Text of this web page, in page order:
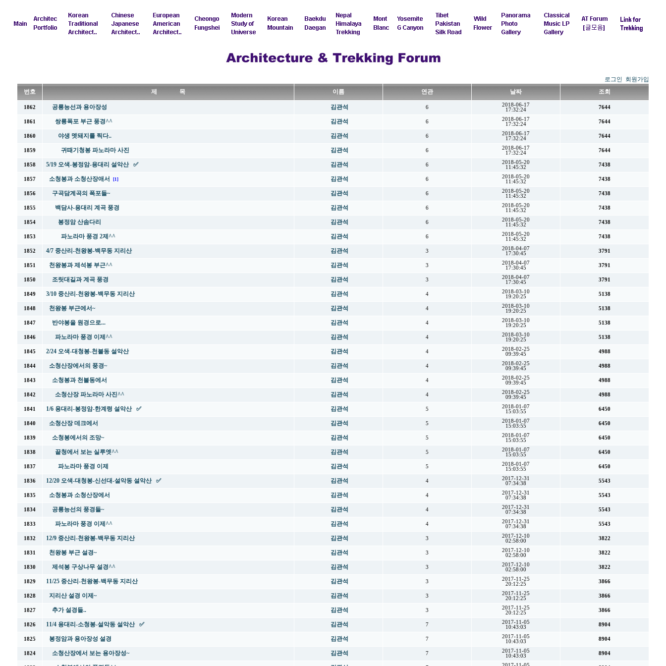
로그인 회원가입
번호
제 목 이름 연관 날짜 조회
1862 공룡능선과 용아장성 김관석 6
2018-06-17
17:32:24
7644
1861 쌍룡폭포 부근 풍경^^ 김관석 6
2018-06-17
17:32:24
7644
1860 야생 멧돼지를 찍다.. 김관석 6
2018-06-17
17:32:24
7644
1859 귀때기청봉 파노라마 사진 김관석 6
2018-06-17
17:32:24
7644
1858 5/19 오색-봉정암-용대리 설악산 ✅ 김관석 6
2018-05-20
11:45:32
7438
1857 소청봉과 소청산장애서 [1] 김관석 6
2018-05-20
11:45:32
7438
1856 구곡담계곡의 폭포들~ 김관석 6
2018-05-20
11:45:32
7438
1855 백담사-용대리 계곡 풍경 김관석 6
2018-05-20
11:45:32
7438
1854 봉정암 산솜다리 김관석 6
2018-05-20
11:45:32
7438
1853 파노라마 풍경 2제^^ 김관석 6
2018-05-20
11:45:32
7438
1852 4/7 중산리-천왕봉-백무동 지리산 김관석 3
2018-04-07
17:30:45
3791
1851 천왕봉과 제석봉 부근^^ 김관석 3
2018-04-07
17:30:45
3791
1850 조릿대길과 계곡 풍경 김관석 3
2018-04-07
17:30:45
3791
1849 3/10 중산리-천왕봉-백무동 지리산 김관석 4
2018-03-10
19:20:25
5138
1848 천왕봉 부근에서~ 김관석 4
2018-03-10
19:20:25
5138
1847 반야봉을 원경으로... 김관석 4
2018-03-10
19:20:25
5138
1846 파노라마 풍경 이제^^ 김관석 4
2018-03-10
19:20:25
5138
1845 2/24 오색-대청봉-천불동 설악산 김관석 4
2018-02-25
09:39:45
4988
1844 소청산장에서의 풍경~ 김관석 4
2018-02-25
09:39:45
4988
1843 소청봉과 천불동에서 김관석 4
2018-02-25
09:39:45
4988
1842 소청산장 파노라마 사진^^ 김관석 4
2018-02-25
09:39:45
4988
1841 1/6 용대리-봉정암-한계령 설악산 ✅ 김관석 5
2018-01-07
15:03:55
6450
1840 소청산장 데크에서 김관석 5
2018-01-07
15:03:55
6450
1839 소청봉에서의 조망~ 김관석 5
2018-01-07
15:03:55
6450
1838 끝청에서 보는 실루엣^^ 김관석 5
2018-01-07
15:03:55
6450
1837 파노라마 풍경 이제 김관석 5
2018-01-07
15:03:55
6450
1836 12/20 오색-대청봉-신선대-설악동 설악산 ✅ 김관석 4
2017-12-31
07:34:38
5543
1835 소청봉과 소청산장에서 김관석 4
2017-12-31
07:34:38
5543
1834 공룡능선의 풍경들~ 김관석 4
2017-12-31
07:34:38
5543
1833 파노라마 풍경 이제^^ 김관석 4
2017-12-31
07:34:38
5543
1832 12/9 중산리-천왕봉-백무동 지리산 김관석 3
2017-12-10
02:58:00
3822
1831 천왕봉 부근 설경~ 김관석 3
2017-12-10
02:58:00
3822
1830 제석봉 구상나무 설경^^ 김관석 3
2017-12-10
02:58:00
3822
1829 11/25 중산리-천왕봉-백무동 지리산 김관석 3
2017-11-25
20:12:25
3866
1828 지리산 설경 이제~ 김관석 3
2017-11-25
20:12:25
3866
1827 추가 설경들.. 김관석 3
2017-11-25
20:12:25
3866
1826 11/4 용대리-소청봉-설악동 설악산 ✅ 김관석 7
2017-11-05
10:43:03
8904
1825 봉정암과 용아장성 설경 김관석 7
2017-11-05
10:43:03
8904
1824 소청산장에서 보는 용아장성~ 김관석 7
2017-11-05
10:43:03
8904